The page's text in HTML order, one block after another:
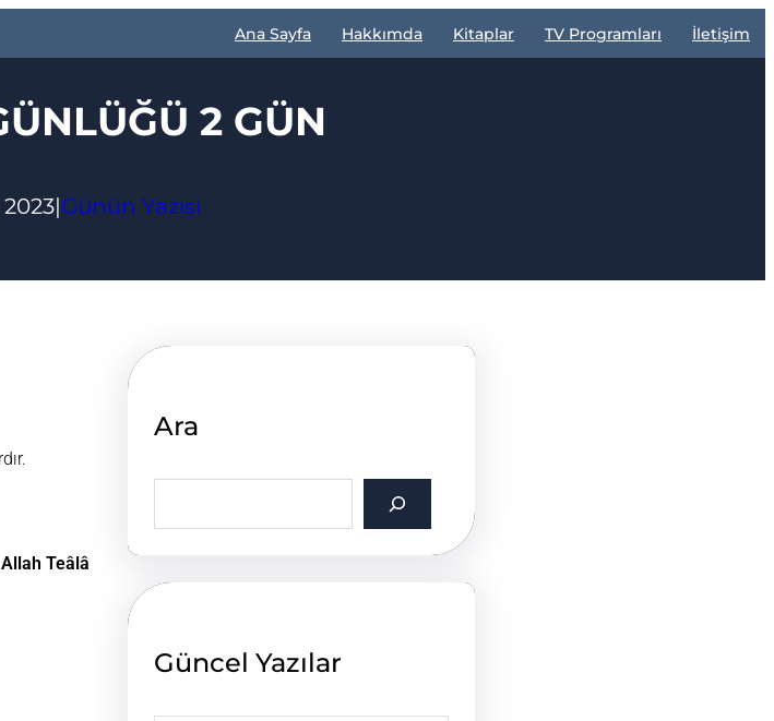
Ana Sayfa Hakkımda Kitaplar TV Programları İletişim
2 GÜN
|Günün Yazısı
Teâlâ
Ara
a
h
Güncel Yazılar